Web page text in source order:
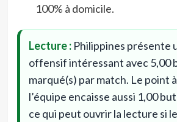
100% à domicile.
Lecture :Philippines présente
offensif intéressant avec 5,00
marqué(s) par match. Le point
l’équipe encaisse aussi 1,00
ce qui peut ouvrir la lecture si